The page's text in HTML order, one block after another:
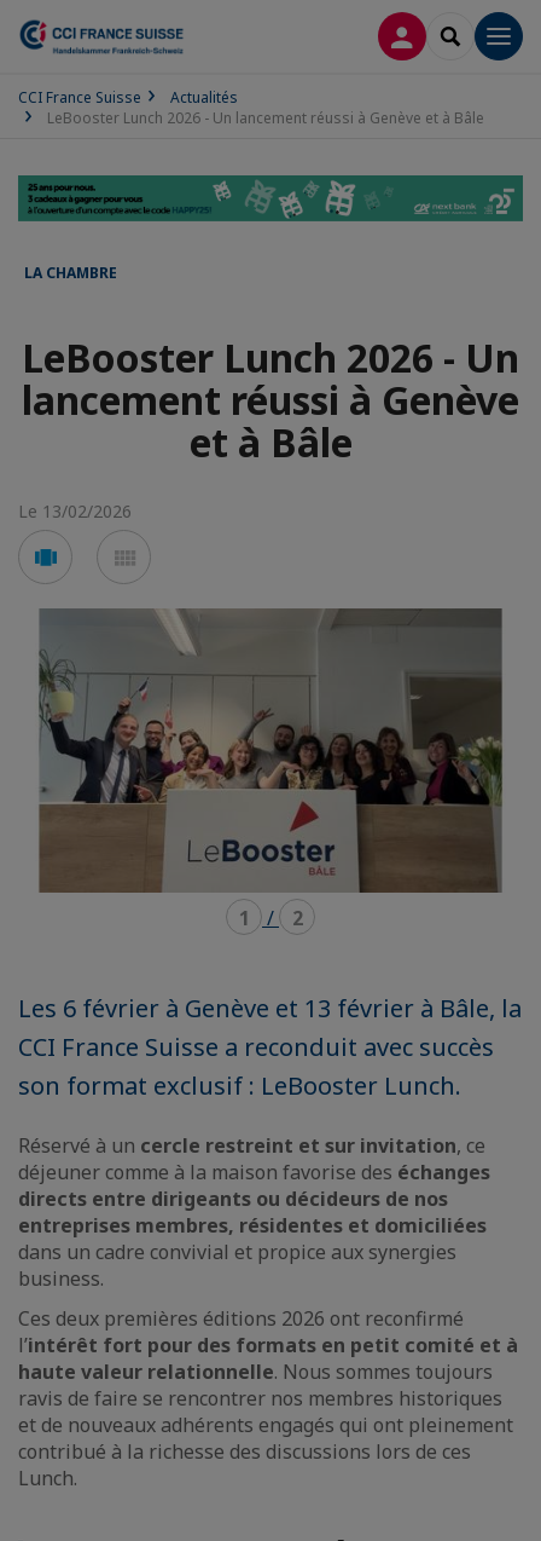
CONNEXION
CCI France Suisse
Actualités
LeBooster Lunch 2026 - Un lancement réussi à Genève et à Bâle
LA CHAMBRE
LeBooster Lunch 2026 - Un
lancement réussi à Genève
et à Bâle
Le 13/02/2026
Voir
en
en
mosaïque
1 / 2
Les 6 février à Genève et 13 février à Bâle, la
CCI France Suisse a reconduit avec succès
son format exclusif : LeBooster Lunch.
Réservé à un cercle restreint et sur invitation, ce
déjeuner comme à la maison favorise des échanges
directs entre dirigeants ou décideurs de nos
entreprises membres, résidentes et domiciliées
dans un cadre convivial et propice aux synergies
business.
Ces deux premières éditions 2026 ont reconfirmé
l’intérêt fort pour des formats en petit comité et à
haute valeur relationnelle. Nous sommes toujours
ravis de faire se rencontrer nos membres historiques
et de nouveaux adhérents engagés qui ont pleinement
contribué à la richesse des discussions lors de ces
Lunch.